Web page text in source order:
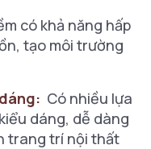
có khả năng hấp
tạo môi trường
Có nhiều lựa
dáng, dễ dàng
trang trí nội thất